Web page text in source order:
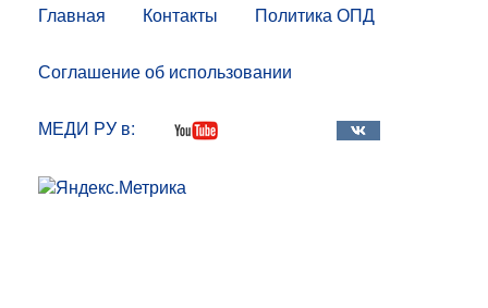
Главная Контакты Политика ОПД
Соглашение об использовании
МЕДИ РУ в: